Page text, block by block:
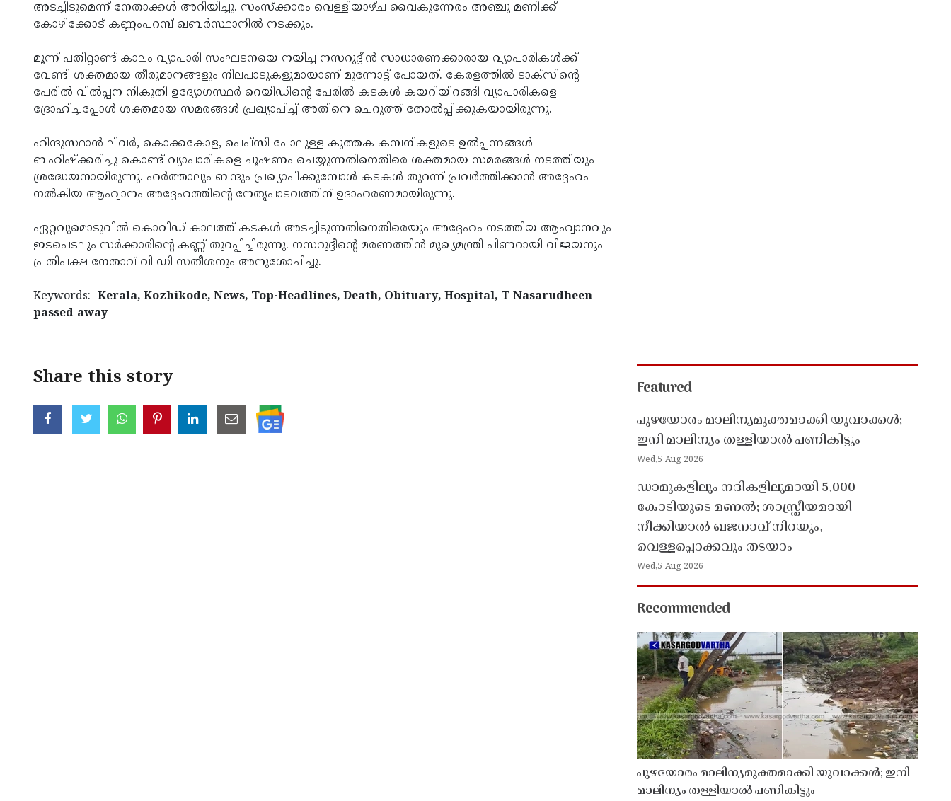
അടച്ചിടുമെന്ന് നേതാക്കൾ അറിയിച്ചു. സംസ്ക്കാരം വെള്ളിയാഴ്ച വൈകുന്നേരം അഞ്ചു മണിക്ക്
കോഴിക്കോട് കണ്ണംപറമ്പ് ഖബർസ്ഥാനിൽ നടക്കും.
മൂന്ന് പതിറ്റാണ്ട് കാലം വ്യാപാരി സംഘടനയെ നയിച്ച നസറുദ്ദീൻ സാധാരണക്കാരായ വ്യാപാരികൾക്ക്
വേണ്ടി ശക്തമായ തീരുമാനങ്ങളും നിലപാടുകളുമായാണ് മുന്നോട്ട് പോയത്. കേരളത്തിൽ ടാക്സിൻ്റെ
പേരിൽ വിൽപ്പന നികുതി ഉദ്യോഗസ്ഥർ റെയിഡിൻ്റെ പേരിൽ കടകൾ കയറിയിറങ്ങി വ്യാപാരികളെ
ദ്രോഹിച്ചപ്പോൾ ശക്തമായ സമരങ്ങൾ പ്രഖ്യാപിച്ച് അതിനെ ചെറുത്ത് തോൽപ്പിക്കുകയായിരുന്നു.
ഹിന്ദുസ്ഥാൻ ലിവർ, കൊക്കകോള, പെപ്സി പോലുള്ള കുത്തക കമ്പനികളുടെ ഉൽപ്പന്നങ്ങൾ
ബഹിഷ്ക്കരിച്ചു കൊണ്ട് വ്യാപാരികളെ ചൂഷണം ചെയ്യുന്നതിനെതിരെ ശക്തമായ സമരങ്ങൾ നടത്തിയും
ശ്രദ്ധേയനായിരുന്നു. ഹർത്താലും ബന്ദും പ്രഖ്യാപിക്കുമ്പോൾ കടകൾ തുറന്ന് പ്രവർത്തിക്കാൻ അദ്ദേഹം
നൽകിയ ആഹ്വാനം അദ്ദേഹത്തിൻ്റെ നേതൃപാടവത്തിന് ഉദാഹരണമായിരുന്നു.
ഏറ്റവുമൊടുവിൽ കൊവിഡ് കാലത്ത് കടകൾ അടച്ചിടുന്നതിനെതിരെയും അദ്ദേഹം നടത്തിയ ആഹ്വാനവും
ഇടപെടലും സർക്കാരിൻ്റെ കണ്ണ് തുറപ്പിച്ചിരുന്നു. നസറുദ്ദീൻ്റെ മരണത്തിൻ മുഖ്യമന്ത്രി പിണറായി വിജയനും
പ്രതിപക്ഷ നേതാവ് വി ഡി സതീശനും അനുശോചിച്ചു.
Keywords: Kerala, Kozhikode, News, Top-Headlines, Death, Obituary, Hospital, T Nasarudheen
passed away
Share this story Featured
പുഴയോരം മാലിന്യമുക്തമാക്കി യുവാക്കൾ;
ഇനി മാലിന്യം തള്ളിയാൽ പണികിട്ടും
Wed,5 Aug 2026
ഡാമുകളിലും നദികളിലുമായി 5,000
കോടിയുടെ മണൽ; ശാസ്ത്രീയമായി
നീക്കിയാൽ ഖജനാവ് നിറയും,
വെള്ളപ്പൊക്കവും തടയാം
Wed,5 Aug 2026
Recommended
പുഴയോരം മാലിന്യമുക്തമാക്കി യുവാക്കൾ; ഇനി
മാലിന്യം തള്ളിയാൽ പണികിട്ടും